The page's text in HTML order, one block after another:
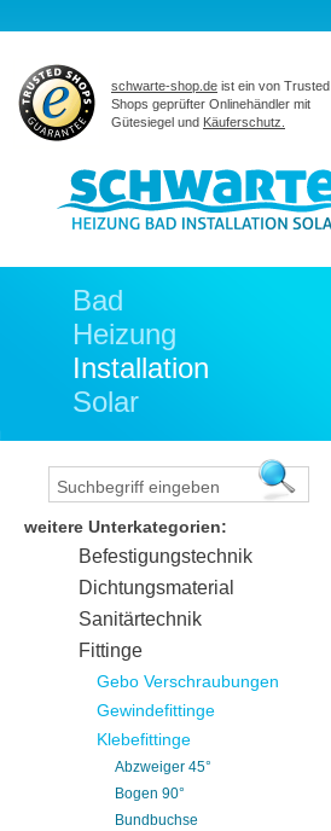
Bad
Heizung
Installation
Solar
weitere Unterkategorien:
Befestigungstechnik
Dichtungsmaterial
Sanitärtechnik
Fittinge
Gebo Verschraubungen
Gewindefittinge
Klebefittinge
Abzweiger 45°
Bogen 90°
Bundbuchse
schwarte-shop.de ist ein von Trusted
Shops geprüfter Onlinehändler mit
Gütesiegel und Käuferschutz.